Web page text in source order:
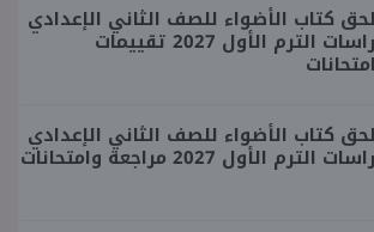
كتاب الأضواء للصف الثاني الإعدادي
دراسات الترم الأول 2027 تقييمات
كتاب الأضواء للصف الثاني الإعدادي
الترم الأول 2027 مراجعة وامتحانات